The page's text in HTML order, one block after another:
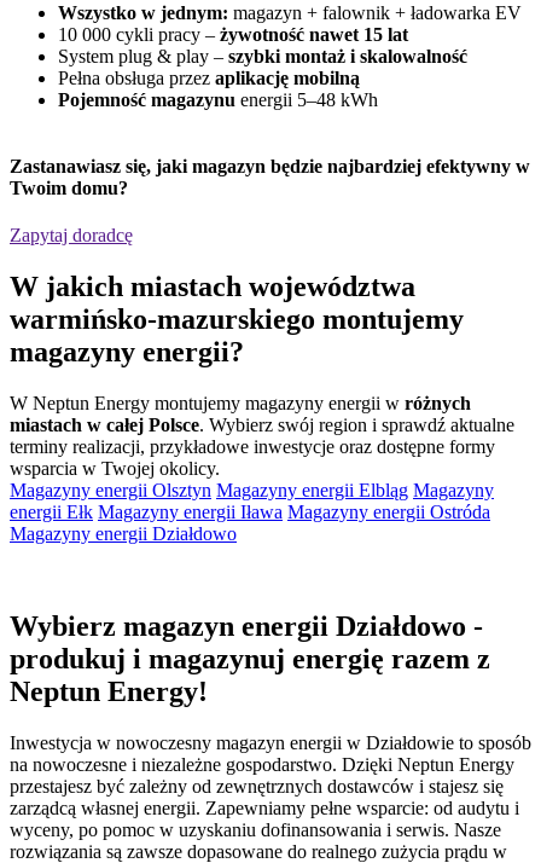
Wszystko w jednym: magazyn + falownik + ładowarka EV
10 000 cykli pracy – żywotność nawet 15 lat
System plug & play – szybki montaż i skalowalność
Pełna obsługa przez aplikację mobilną
Pojemność magazynu energii 5–48 kWh
Zastanawiasz się, jaki magazyn będzie najbardziej efektywny w
Twoim domu?
Zapytaj doradcę
W jakich miastach województwa
warmińsko-mazurskiego montujemy
magazyny energii?
W Neptun Energy montujemy magazyny energii w różnych
miastach w całej Polsce. Wybierz swój region i sprawdź aktualne
terminy realizacji, przykładowe inwestycje oraz dostępne formy
wsparcia w Twojej okolicy.
Magazyny energii Olsztyn Magazyny energii Elbląg Magazyny
energii Ełk Magazyny energii Iława Magazyny energii Ostróda
Magazyny energii Działdowo
Wybierz magazyn energii Działdowo -
produkuj i magazynuj energię razem z
Neptun Energy!
Inwestycja w nowoczesny magazyn energii w Działdowie to sposób
na nowoczesne i niezależne gospodarstwo. Dzięki Neptun Energy
przestajesz być zależny od zewnętrznych dostawców i stajesz się
zarządcą własnej energii. Zapewniamy pełne wsparcie: od audytu i
wyceny, po pomoc w uzyskaniu dofinansowania i serwis. Nasze
rozwiązania są zawsze dopasowane do realnego zużycia prądu w